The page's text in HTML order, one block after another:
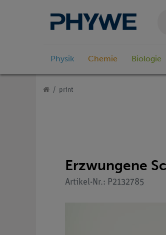
Physik Chemie Biologie
print
Erzwungene
Artikel-Nr.: P2132785